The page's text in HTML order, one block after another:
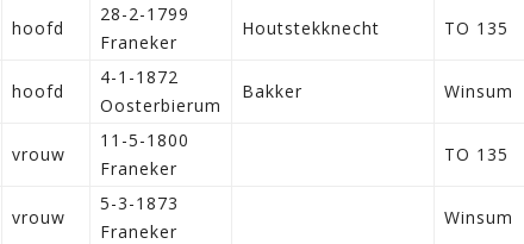
hoofd
28-2-1799
Franeker
Houtstekknecht TO 135
hoofd
4-1-1872
Oosterbierum
Bakker Winsum
vrouw
11-5-1800
Franeker
TO 135
vrouw
5-3-1873
Franeker
Winsum